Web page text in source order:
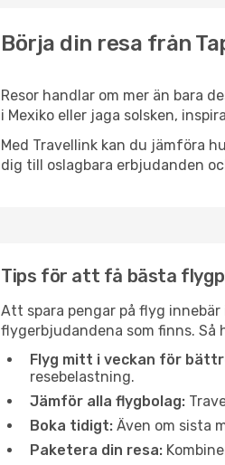
Börja din resa från
Resor handlar om mer än bara
i Mexiko eller jaga solsken,
Med Travellink kan du jämföra
dig till oslagbara erbjudanden
Tips för att få bästa
Att spara pengar på flyg
flygerbjudandena som finns.
Flyg mitt i veckan för
resebelastning.
Jämför alla flygbolag:
Boka tidigt: Även om sista
Paketera din resa: